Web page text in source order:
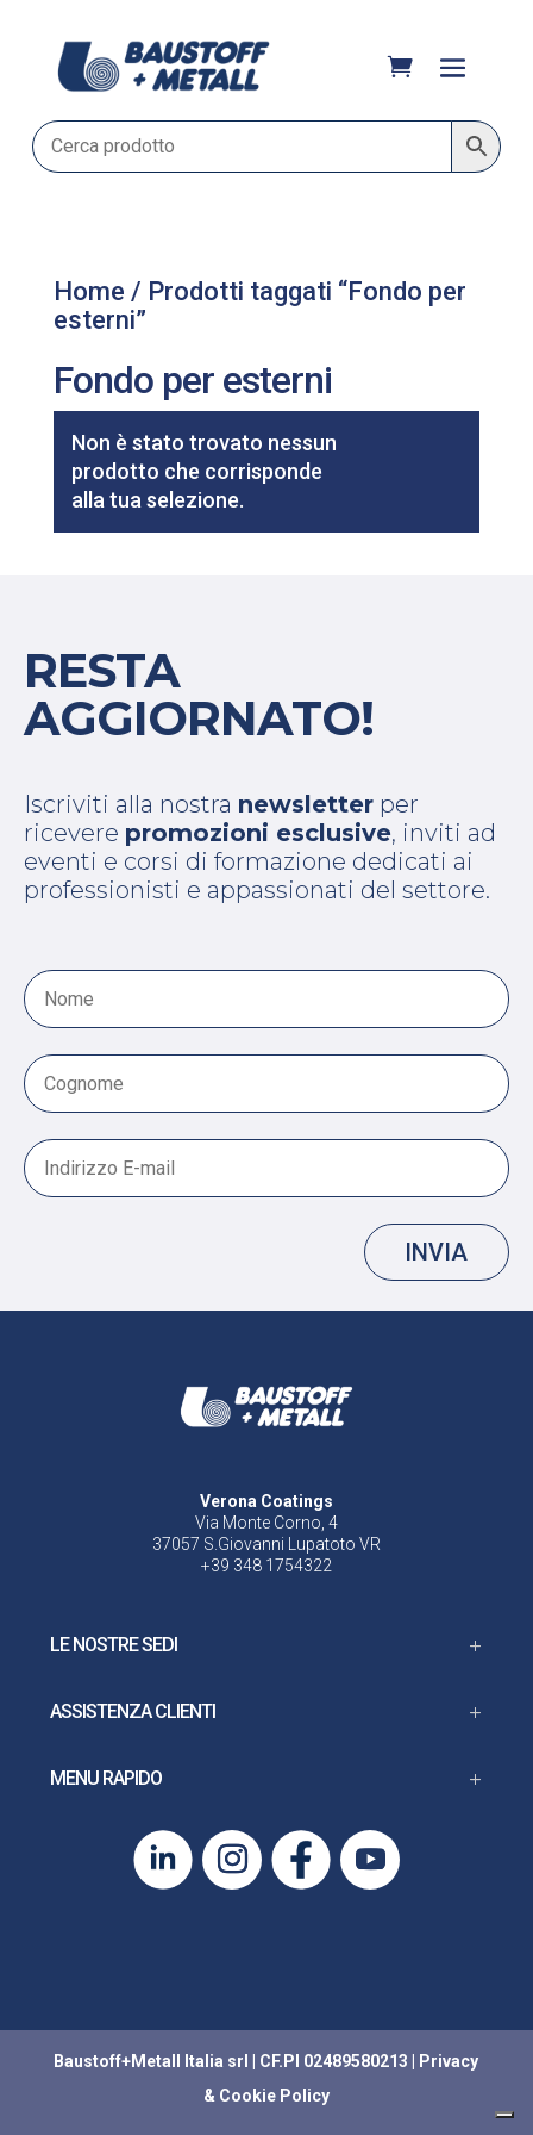
Home / Prodotti taggati “Fondo per
esterni”
Fondo per esterni
Non è stato trovato nessun
prodotto che corrisponde
alla tua selezione.
RESTA
AGGIORNATO!
Iscriviti alla nostra newsletter per
ricevere promozioni esclusive, inviti ad
eventi e corsi di formazione dedicati ai
professionisti e appassionati del settore.
INVIA
Verona Coatings
Via Monte Corno, 4
37057 S.Giovanni Lupatoto VR
+39 348 1754322
LE NOSTRE SEDI
ASSISTENZA CLIENTI
MENU RAPIDO
Baustoff+Metall Italia srl | CF.PI 02489580213 |
Privacy
& Cookie Policy